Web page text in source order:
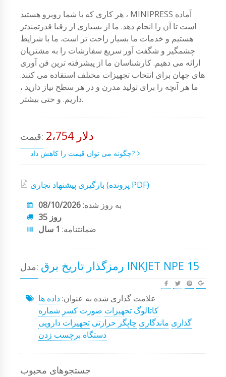
هر کاری که با شما روبرو هستید ، MINIPRESS آماده
است تا آن را انجام دهد. ما از بسیاری از رقبا قدرتمندتر
هستیم و خدمات ما بسیار راحت تر است. ما با شرایط
چشمگیر و شگفت آور سریع سفارشات را به مشتریان
ارائه می دهیم. کارشناسان ما از پیشرفته ترین فن آوری
های جهان برای انتخاب تجهیزات مختلف استفاده می کنند.
ما هر آنچه را برای تولید مدرن و در هر سطح نیاز دارید ،
داریم. و حتی بیشتر.
قیمت: 2،754 دلار
چگونه می توان قیمت را کاهش داد?
بارگیری پیشنهاد تجاری (پرونده PDF)
به روز شده:08/10/2026
35 روز
ضمانتنامه: 1 سال
مدل: رمزگذار تاریخ برق INKJET NPE 15
علامت گذاری شده به عنوان:داده ها
کاتالوگ تجهیزات صورت کسر شماره
گذاری ماندگاری چاپگر حرارتی تجهیزات دارویی
دستگاه برچسب زدن
جستجوهای محبوب